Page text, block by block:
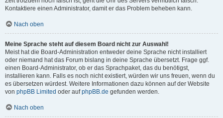
Kontaktiere einen Administrator, damit er das Problem beheben kann.
Nach oben
Meine Sprache steht auf diesem Board nicht zur Auswahl!
Meist hat die Board-Administration entweder deine Sprache nicht installiert
oder niemand hat das Forum bislang in deine Sprache übersetzt. Frage ggf.
einen Board-Administrator, ob er das Sprachpaket, das du benötigst,
installieren kann. Falls es noch nicht existiert, würden wir uns freuen, wenn du
es übersetzen würdest. Weitere Informationen dazu können auf der Website
von phpBB Limited oder aufphpBB.de gefunden werden.
Nach oben